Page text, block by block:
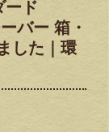
ード
バー 箱・
した｜環